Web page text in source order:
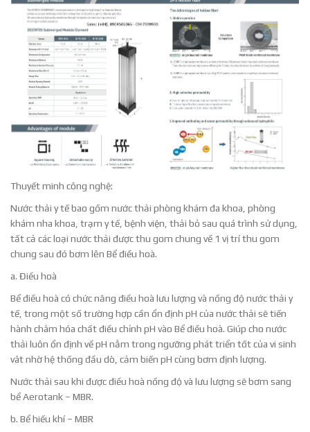
Thuyết minh công nghệ:
Nước thải y tế bao gồm nước thải phòng khám đa khoa, phòng
khám nha khoa, trạm y tế, bệnh viện, thải bỏ sau quá trình sử dụng,
tất cả các loại nước thải được thu gom chung về 1 vị trí thu gom
chung sau đó bơm lên Bể điều hoà.
a. Điều hoà
Bể điều hoà có chức năng điều hoà lưu lượng và nồng độ nước thải y
tế, trong một số trường hợp cần ổn định pH của nước thải sẽ tiến
hành châm hóa chất điều chỉnh pH vào Bể điều hoà. Giúp cho nước
thải luôn ổn định về pH nằm trong ngưỡng phát triển tốt của vi sinh
vât nhờ hệ thống đầu dò, cảm biến pH cùng bơm định lượng.
Nước thải sau khi được điều hoà nồng độ và lưu lượng sẽ bơm sang
bể Aerotank – MBR.
b. Bể hiếu khí – MBR